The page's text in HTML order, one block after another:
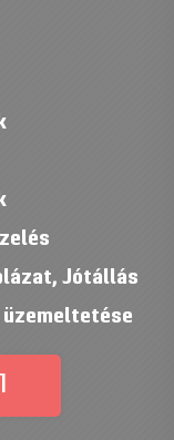
, Jótállás
üzemeltetése